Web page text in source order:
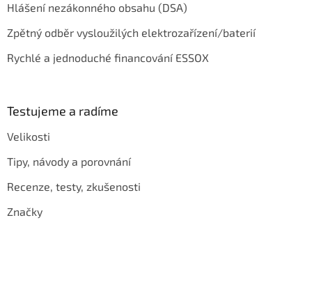
Hlášení nezákonného obsahu (DSA)
Zpětný odběr vysloužilých elektrozařízení/baterií
Rychlé a jednoduché financování ESSOX
Testujeme a radíme
Velikosti
Tipy, návody a porovnání
Recenze, testy, zkušenosti
Značky